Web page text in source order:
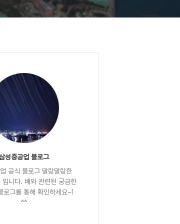
성중공업 블로그
공식 블로그 말랑말랑한
입니다. 배와 관련된 궁금한
로그를 통해 확인하세요~!
^^